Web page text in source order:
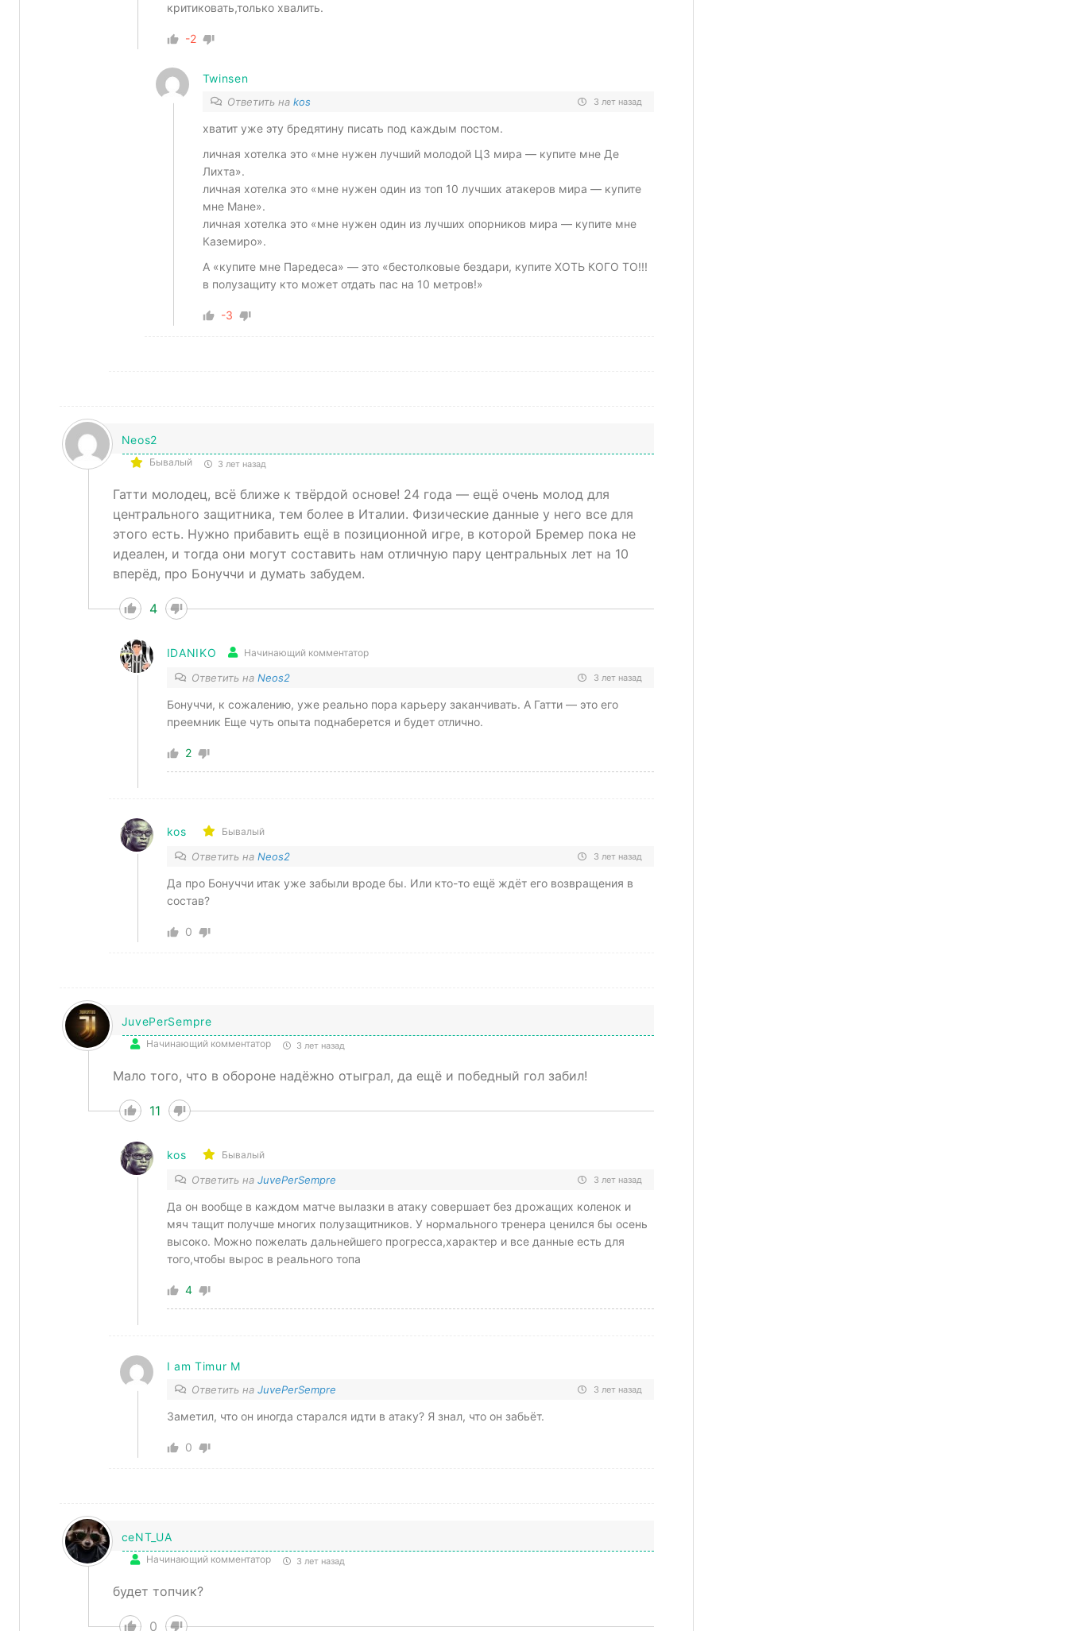
критиковать,только хвалить.
-2
Twinsen
Ответить на kos 3 лет назад
хватит уже эту бредятину писать под каждым постом.
личная хотелка это «мне нужен лучший молодой ЦЗ мира — купите мне Де
Лихта».
личная хотелка это «мне нужен один из топ 10 лучших атакеров мира — купите
мне Мане».
личная хотелка это «мне нужен один из лучших опорников мира — купите мне
Каземиро».
А «купите мне Паредеса» — это «бестолковые бездари, купите ХОТЬ КОГО ТО!!!
в полузащиту кто может отдать пас на 10 метров!»
-3
Neos2
Бывалый 3 лет назад
Гатти молодец, всё ближе к твёрдой основе! 24 года — ещё очень молод для
центрального защитника, тем более в Италии. Физические данные у него все для
этого есть. Нужно прибавить ещё в позиционной игре, в которой Бремер пока не
идеален, и тогда они могут составить нам отличную пару центральных лет на 10
вперёд, про Бонуччи и думать забудем.
4
IDANIKO Начинающий комментатор
Ответить на Neos2 3 лет назад
Бонуччи, к сожалению, уже реально пора карьеру заканчивать. А Гатти — это его
преемник Еще чуть опыта поднаберется и будет отлично.
2
kos Бывалый
Ответить на Neos2 3 лет назад
Да про Бонуччи итак уже забыли вроде бы. Или кто-то ещё ждёт его возвращения в
состав?
0
JuvePerSempre
Начинающий комментатор 3 лет назад
Мало того, что в обороне надёжно отыграл, да ещё и победный гол забил!
11
kos Бывалый
Ответить на JuvePerSempre 3 лет назад
Да он вообще в каждом матче вылазки в атаку совершает без дрожащих коленок и
мяч тащит получше многих полузащитников. У нормального тренера ценился бы осень
высоко. Можно пожелать дальнейшего прогресса,характер и все данные есть для
того,чтобы вырос в реального топа
4
I am Timur M
Ответить на JuvePerSempre 3 лет назад
Заметил, что он иногда старался идти в атаку? Я знал, что он забьёт.
0
ceNT_UA
Начинающий комментатор 3 лет назад
будет топчик?
0